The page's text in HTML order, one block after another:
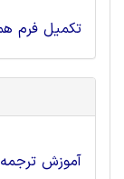
تکمیل فرم
آموزش ترجمه